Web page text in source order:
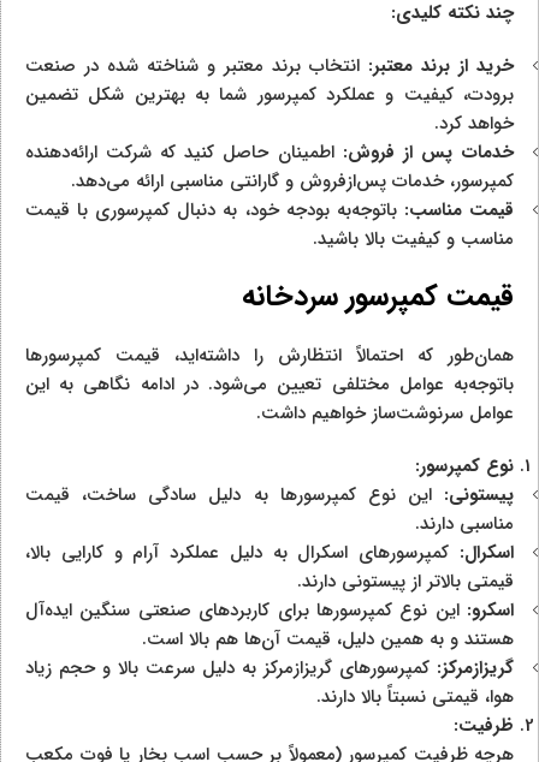
چند نکته کلیدی:
خرید از برند معتبر: انتخاب برند معتبر و شناخته شده در صنعت
برودت، کیفیت و عملکرد کمپرسور شما به بهترین شکل تضمین
خواهد کرد.
خدمات پس از فروش:اطمینان حاصل کنید که شرکت ارائه‌دهنده
کمپرسور، خدمات پس‌ازفروش و گارانتی مناسبی ارائه می‌دهد.
قیمت مناسب:باتوجه‌به بودجه خود، به دنبال کمپرسوری با قیمت
مناسب و کیفیت بالا باشید.
قیمت کمپرسورسردخانه
همان‌طور که احتمالاً انتظارش را داشته‌اید، قیمت کمپرسورها
باتوجه‌به عوامل مختلفی تعیین می‌شود. در ادامه نگاهی به این
عوامل سرنوشت‌ساز خواهیم داشت.
نوع کمپرسور:
پیستونی:این نوع کمپرسورها به دلیل سادگی ساخت، قیمت
مناسبی دارند.
اسکرال: کمپرسورهای اسکرال به دلیل عملکرد آرام و کارایی بالا،
قیمتی بالاتر از پیستونی دارند.
اسکرو:این نوع کمپرسورها برای کاربردهای صنعتی سنگین ایده‌آل
هستند و به همین دلیل، قیمت آن‌ها هم بالا است.
گریزازمرکز: کمپرسورهای گریزازمرکز به دلیل سرعت بالا و حجم زیاد
هوا، قیمتی نسبتاً بالا دارند.
ظرفیت:
هرچه ظرفیت کمپرسور (معمولاً بر حسب اسب بخار یا فوت مکعب